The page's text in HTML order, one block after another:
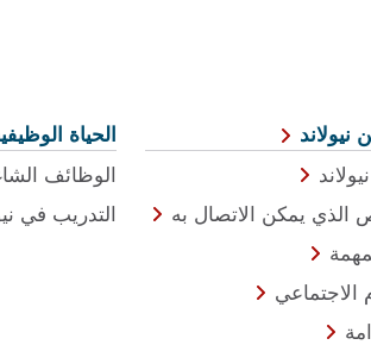
نيولاند
الذي يمكن الاتصال به
الاجتماعي
الحياة
الوظائف
التدريب في